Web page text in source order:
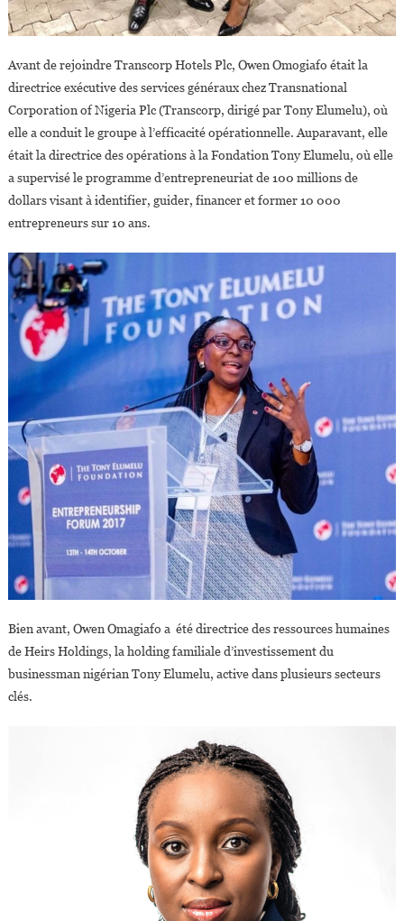
Avant de rejoindre Transcorp Hotels Plc, Owen Omogiafo était la
directrice exécutive des services généraux chez Transnational
Corporation of Nigeria Plc (Transcorp, dirigé par Tony Elumelu), où
elle a conduit le groupe à l’efficacité opérationnelle. Auparavant, elle
était la directrice des opérations à la Fondation Tony Elumelu, où elle
a supervisé le programme d’entrepreneuriat de 100 millions de
dollars visant à identifier, guider, financer et former 10 000
entrepreneurs sur 10 ans.
Bien avant, Owen Omagiafo a été directrice des ressources humaines
de Heirs Holdings, la holding familiale d’investissement du
businessman nigérian Tony Elumelu, active dans plusieurs secteurs
clés.